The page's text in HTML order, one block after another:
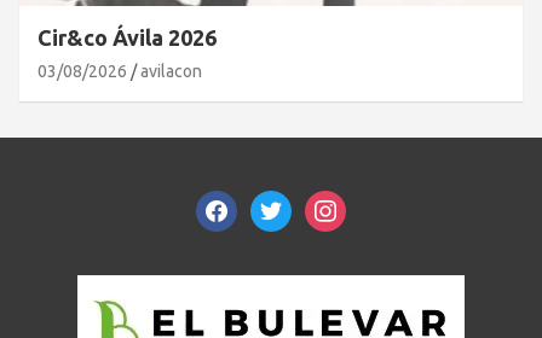
Cir&co Ávila 2026
03/08/2026 avilacon
facebooktwitterinstagram